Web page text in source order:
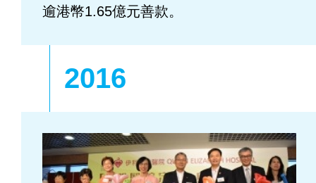
逾港幣1.65億元善款。
2016